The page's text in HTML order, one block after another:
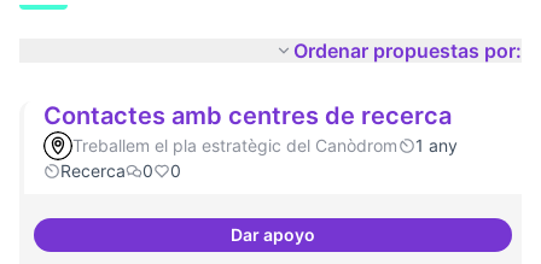
Ordenar propuestas por:
Contactes amb centres de recerca
Treballem el pla estratègic del Canòdrom
1 any
Recerca
0 0
Dar apoyoContactes amb centres de